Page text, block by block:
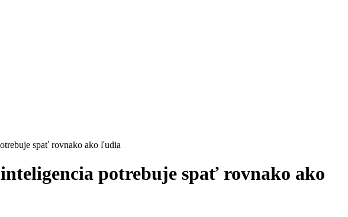
spať rovnako ako ľudia
potrebuje spať rovnako ako